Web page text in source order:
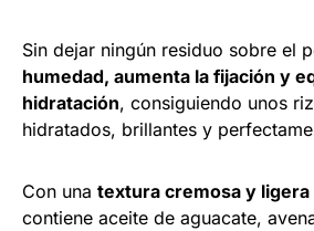
Sin dejar ningún residuo sobre el
humedad, aumenta la fijación y
hidratación, consiguiendo unos
hidratados, brillantes y
Con una textura cremosa y
contiene aceite de aguacate,